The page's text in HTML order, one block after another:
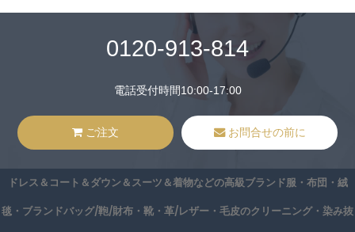
0120-913-814
電話受付時間10:00-17:00
ご注文 お問合せの前に
ドレス＆コート＆ダウン＆スーツ＆着物などの高級ブランド服・布団・絨
毯・ブランドバッグ/鞄/財布・靴・革/レザー・毛皮のクリーニング・染み抜